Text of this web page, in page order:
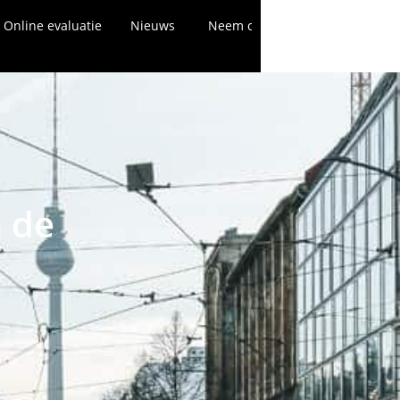
Online evaluatie Nieuws Neem contact met ons op
de